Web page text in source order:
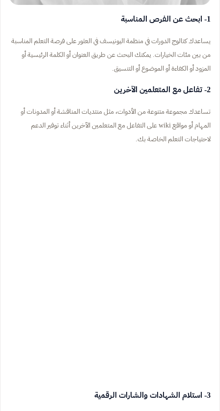
1- ابحث عن الفرص المناسبة
يساعدك كتالوج الدورات في منظمة اليونيسف في العثور على فرصة التعلم المناسبة
من بين مئات الخيارات. يمكنك البحث عن طريق العنوان أو الكلمة الرئيسية أو
المزود أو الكفاءة أو الموضوع أو التنسيق.
2- تفاعل مع المتعلمين الآخرين
تساعدك مجموعة متنوعة من الأدوات، مثل منتديات المناقشة أو المدونات أو
المهام أو مواقع wiki على التفاعل مع المتعلمين الآخرين أثناء توفير الدعم
لاحتياجات التعلم الخاصة بك.
3- استلام الشهادات والشارات الرقمية